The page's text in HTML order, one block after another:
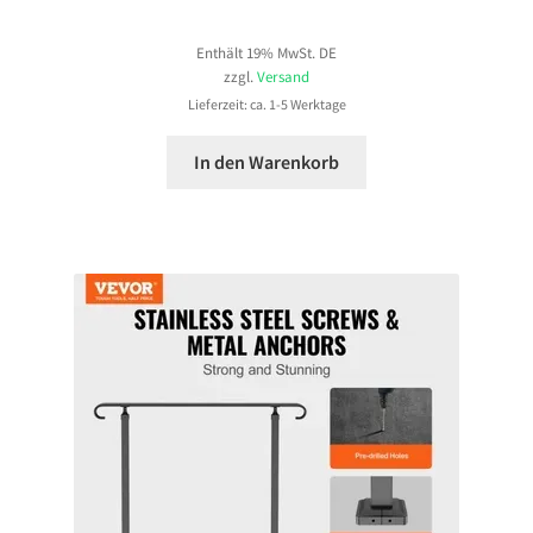
Enthält 19% MwSt. DE
zzgl. Versand
Lieferzeit: ca. 1-5 Werktage
In den Warenkorb